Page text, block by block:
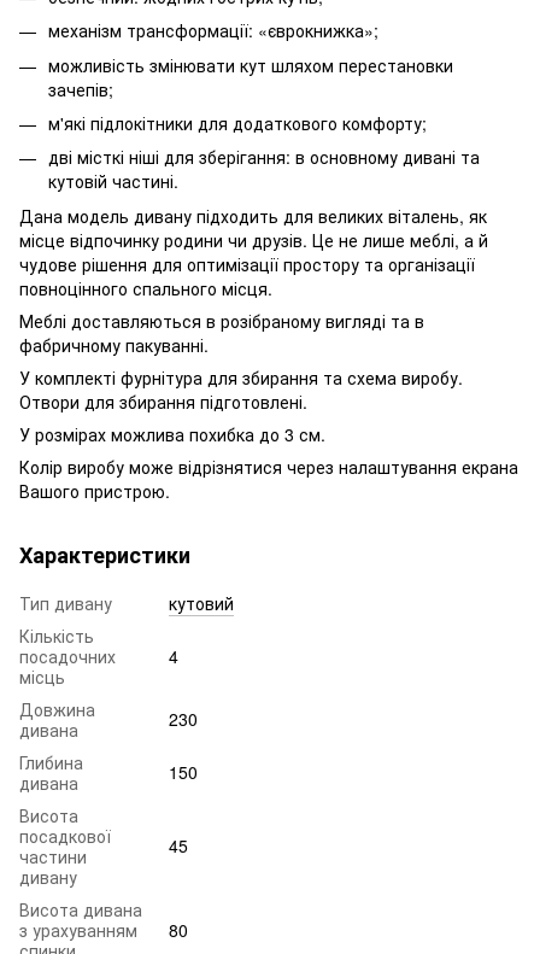
механізм трансформації: «єврокнижка»;
можливість змінювати кут шляхом перестановки
зачепів;
м'які підлокітники для додаткового комфорту;
дві місткі ніші для зберігання: в основному дивані та
кутовій частині.
Дана модель дивану підходить для великих віталень, як
місце відпочинку родини чи друзів. Це не лише меблі, а й
чудове рішення для оптимізації простору та організації
повноцінного спального місця.
Меблі доставляються в розібраному вигляді та в
фабричному пакуванні.
У комплекті фурнітура для збирання та схема виробу.
Отвори для збирання підготовлені.
У розмірах можлива похибка до 3 см.
Колір виробу може відрізнятися через налаштування екрана
Вашого пристрою.
Характеристики
Тип дивану
кутовий
Кількість
посадочних
місць
4
Довжина
дивана
230
Глибина
дивана
150
Висота
посадкової
частини
дивану
45
Висота дивана
з урахуванням
80